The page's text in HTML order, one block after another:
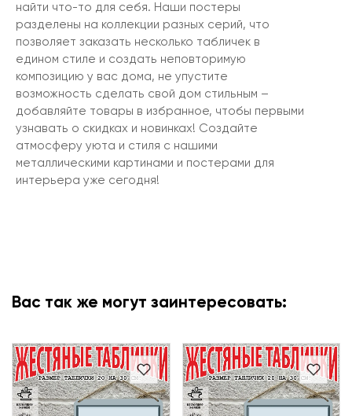
найти что-то для себя. Наши постеры
разделены на коллекции разных серий, что
позволяет заказать несколько табличек в
едином стиле и создать неповторимую
композицию у вас дома, не упустите
возможность сделать свой дом стильным –
добавляйте товары в избранное, чтобы первыми
узнавать о скидках и новинках! Создайте
атмосферу уюта и стиля с нашими
металлическими картинами и постерами для
интерьера уже сегодня!
Вас так же могут заинтересовать: